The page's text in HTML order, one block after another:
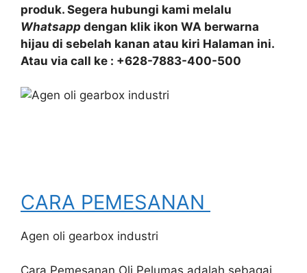
produk. Segera hubungi kami melalu
Whatsapp dengan klik ikon WA berwarna
hijau di sebelah kanan atau kiri Halaman ini.
Atau via call ke : +628-7883-400-500
CARA PEMESANAN
Agen oli gearbox industri
Cara Pemesanan Oli Pelumas adalah sebagai